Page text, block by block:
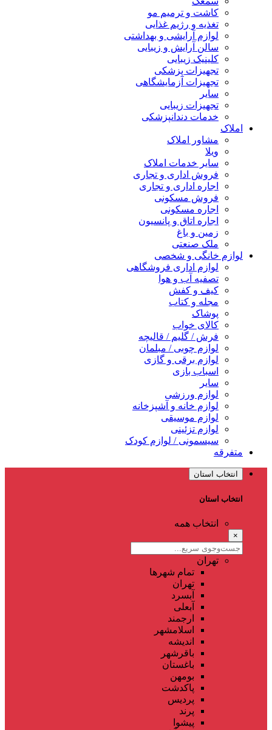
کاشت و ترمیم مو
تغذیه و رژیم غذایی
لوازم آرایشی و بهداشتی
سالن آرایش و زیبایی
کلینیک زیبایی
تجهیزات پزشکی
تجهیزات آزمایشگاهی
سایر
تجهیزات زیبایی
خدمات دندانپزشکی
املاک
مشاور املاک
ویلا
سایر خدمات املاک
فروش اداری و تجاری
اجاره اداری و تجاری
فروش مسکونی
اجاره مسکونی
اجاره اتاق و پانسیون
زمین و باغ
ملک صنعتی
لوازم خانگی و شخصی
لوازم اداری فروشگاهی
تصفیه آب و هوا
کیف و کفش
مجله و کتاب
پوشاک
کالای خواب
فرش / گلیم / قالیچه
لوازم چوبی / مبلمان
لوازم برقی و گازی
اسباب بازی
سایر
لوازم ورزشی
لوازم خانه و آشپزخانه
لوازم موسیقی
لوازم تزئینی
سیسمونی / لوازم کودک
متفرقه
انتخاب استان
انتخاب استان
انتخاب همه
×
تهران
تمام شهر‌ها
تهران
آبسرد
آبعلی
ارجمند
اسلامشهر
اندیشه
باقرشهر
باغستان
بومهن
پاکدشت
پردیس
پرند
پیشوا